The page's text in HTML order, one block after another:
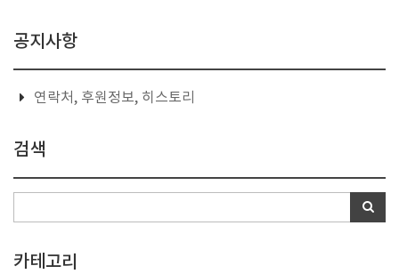
공지사항
연락처, 후원정보, 히스토리
검색
카테고리